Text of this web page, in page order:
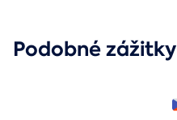
Podobné zážitky